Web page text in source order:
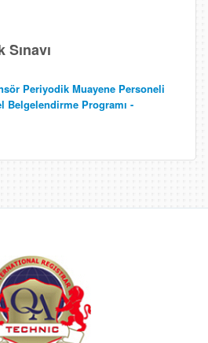
Periyodik Muayene Personeli
Belgelendirme Programı -